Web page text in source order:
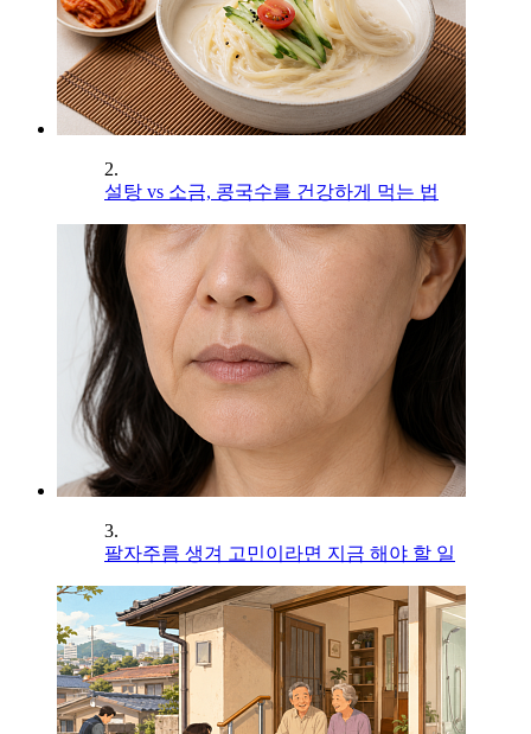
2.
설탕 vs 소금, 콩국수를 건강하게 먹는 법
3.
팔자주름 생겨 고민이라면 지금 해야 할 일